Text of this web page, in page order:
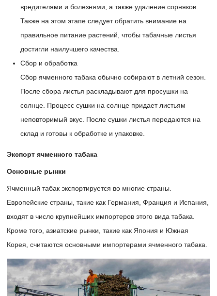
вредителями и болезнями, а также удаление сорняков.
Также на этом этапе следует обратить внимание на
правильное питание растений, чтобы табачные листья
достигли наилучшего качества.
Сбор и обработка
Сбор ячменного табака обычно собирают в летний сезон.
После сбора листья раскладывают для просушки на
солнце. Процесс сушки на солнце придает листьям
неповторимый вкус. После сушки листья передаются на
склад и готовы к обработке и упаковке.
Экспорт ячменного табака
Основные рынки
Ячменный табак экспортируется во многие страны.
Европейские страны, такие как Германия, Франция и Испания,
входят в число крупнейших импортеров этого вида табака.
Кроме того, азиатские рынки, такие как Япония и Южная
Корея, считаются основными импортерами ячменного табака.